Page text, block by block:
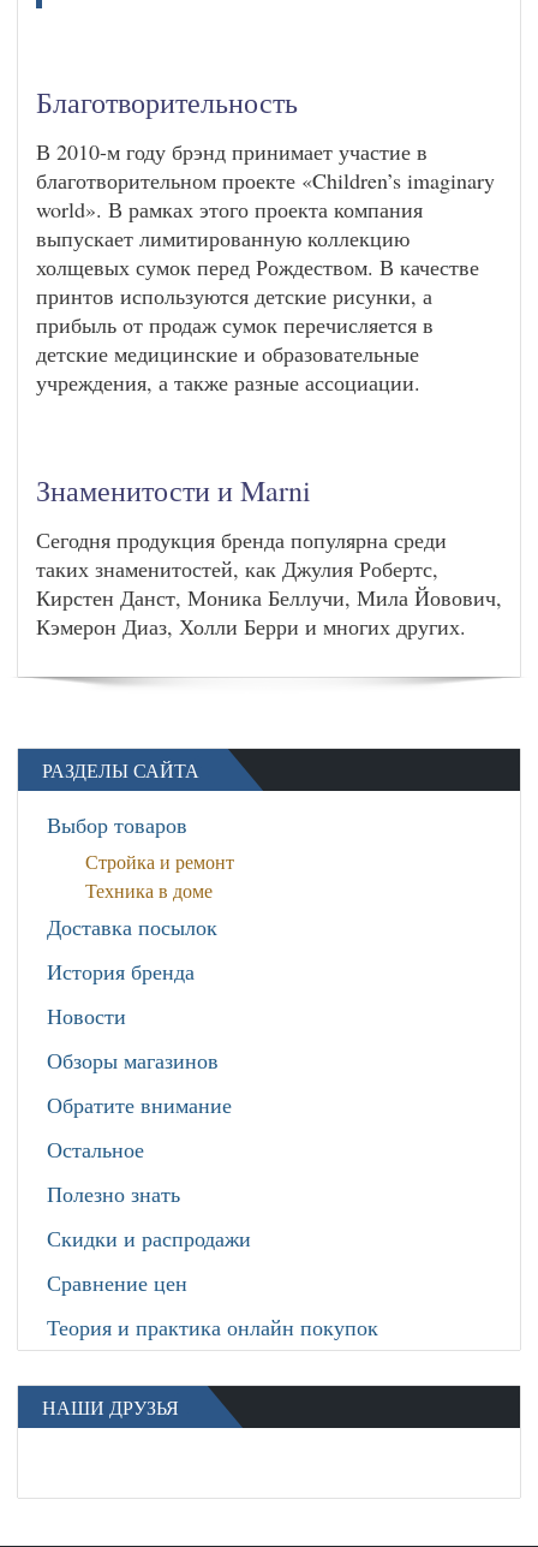
Благотворительность
В 2010-м году брэнд принимает участие в
благотворительном проекте «Children’s imaginary
world». В рамках этого проекта компания
выпускает лимитированную коллекцию
холщевых сумок перед Рождеством. В качестве
принтов используются детские рисунки, а
прибыль от продаж сумок перечисляется в
детские медицинские и образовательные
учреждения, а также разные ассоциации.
Знаменитости и Marni
Сегодня продукция бренда популярна среди
таких знаменитостей, как Джулия Робертс,
Кирстен Данст, Моника Беллучи, Мила Йовович,
Кэмерон Диаз, Холли Берри и многих других.
РАЗДЕЛЫ САЙТА
Выбор товаров
Стройка и ремонт
Техника в доме
Доставка посылок
История бренда
Новости
Обзоры магазинов
Обратите внимание
Остальное
Полезно знать
Скидки и распродажи
Сравнение цен
Теория и практика онлайн покупок
НАШИ ДРУЗЬЯ